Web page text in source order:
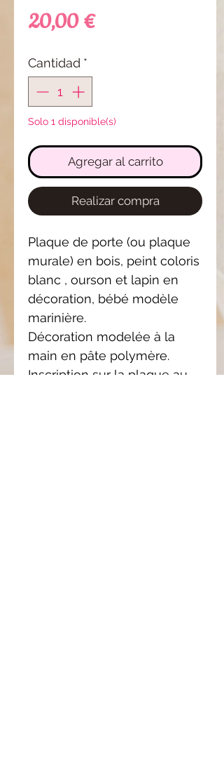
20,00 €Precio
Cantidad *
Solo 1 disponible(s)
Agregar al carrito
Realizar compra
Plaque de porte (ou plaque
murale) en bois, peint coloris
blanc , ourson et lapin en
décoration, bébé modèle
marinière.
Décoration modelée à la
main en pâte polymère.
Inscription sur la plaque au